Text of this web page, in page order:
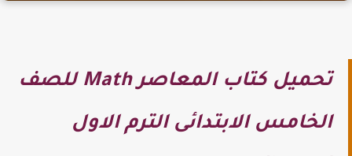
تحميل كتاب المعاصر Math للصف
الخامس الابتدائى الترم الاول